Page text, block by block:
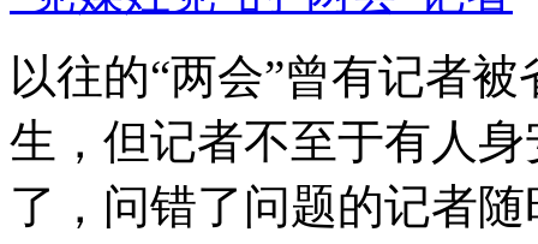
以往的“两会”曾有记者
生，但记者不至于有人
了，问错了问题的记者